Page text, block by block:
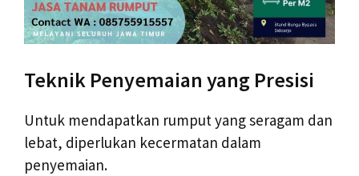
Teknik Penyemaian yang Presisi
Untuk mendapatkan rumput yang seragam dan
lebat, diperlukan kecermatan dalam
penyemaian.